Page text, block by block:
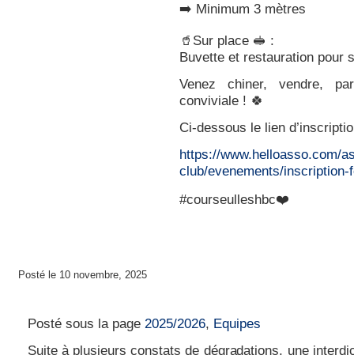
➡️ Minimum 3 mètres
🥤Sur place 🥪 :
Buvette et restauration pour
Venez chiner, vendre,
conviviale ! 🍀
Ci-dessous le lien
https://www.helloasso.com/
club/evenements/
#courseulleshbc❤️
Posté le 10 novembre, 2025
Posté sous la page 2025/2026, Equipes
Suite à plusieurs constats de dégradations, une